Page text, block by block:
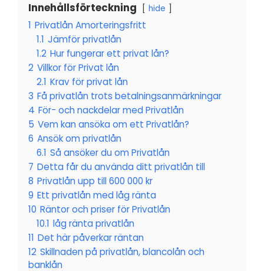
Innehållsförteckning hide
1 Privatlån Amorteringsfritt
1.1 Jämför privatlån
1.2 Hur fungerar ett privat lån?
2 Villkor för Privat lån
2.1 Krav för privat lån
3 Få privatlån trots betalningsanmärkningar
4 För- och nackdelar med Privatlån
5 Vem kan ansöka om ett Privatlån?
6 Ansök om privatlån
6.1 Så ansöker du om Privatlån
7 Detta får du använda ditt privatlån till
8 Privatlån upp till 600 000 kr
9 Ett privatlån med låg ränta
10 Räntor och priser för Privatlån
10.1 låg ränta privatlån
11 Det här påverkar räntan
12 Skillnaden på privatlån, blancolån och
banklån